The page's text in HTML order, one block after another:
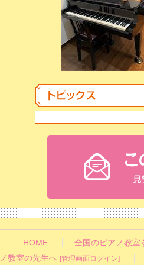
HOME 全国のピアノ教室
教室の先生へ [管理画面ログイン]